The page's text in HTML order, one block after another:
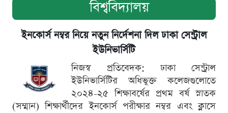
বিশ্ববিদ্যালয়
ইনকোর্স নম্বর নিয়ে নতুন নির্দেশনা দিল ঢাকা সেন্ট্রাল
ইউনিভার্সিটি
নিজস্ব প্রতিবেদক: ঢাকা সেন্ট্রাল
ইউনিভার্সিটির অধিভুক্ত কলেজগুলোতে
২০২৪-২৫ শিক্ষাবর্ষের প্রথম বর্ষ স্নাতক
(সম্মান) শিক্ষার্থীদের ইনকোর্স পরীক্ষার নম্বর এবং ক্লাসে